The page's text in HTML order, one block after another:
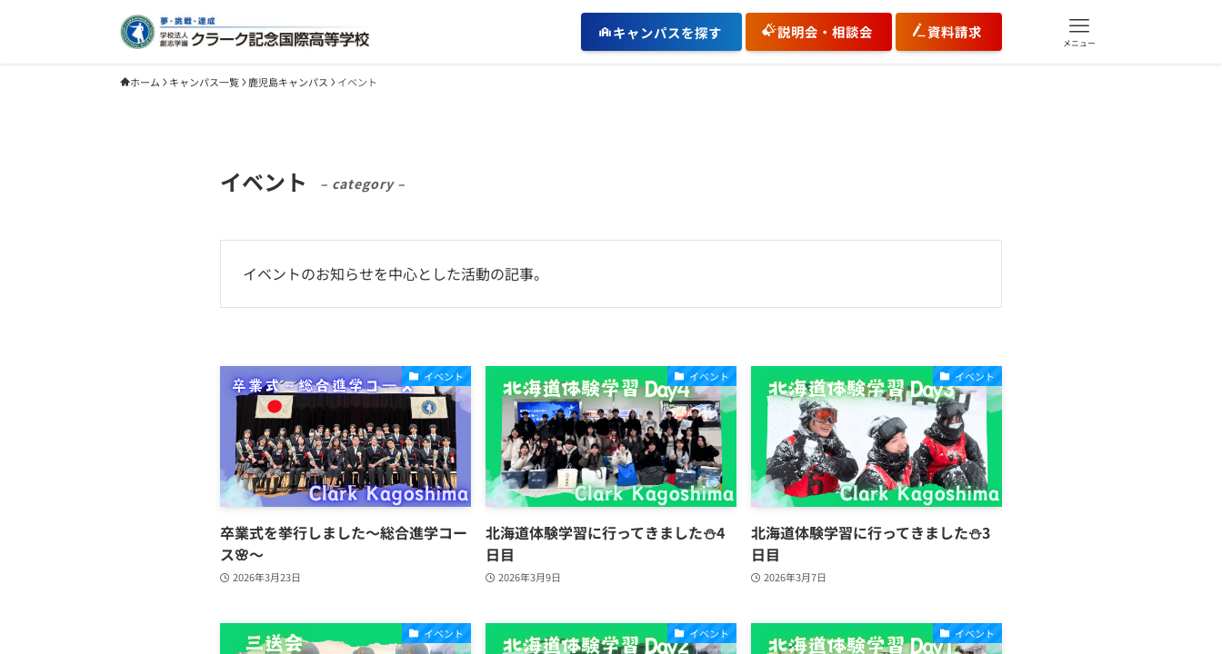
キャンパスを探す 説明会・相談会 資料請求
メニュー
ホーム キャンパス一覧 鹿児島キャンパス イベント
イベント – category –
イベントのお知らせを中心とした活動の記事。
イベント
卒業式を挙行しました～総合進学コー
ス🌸～
2026年3月23日
イベント
北海道体験学習に行ってきました⛄4
日目
2026年3月9日
イベント
北海道体験学習に行ってきました⛄3
日目
2026年3月7日
イベント イベント イベント